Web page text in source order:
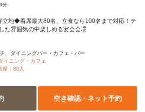
分
地◆着席最大80名、立食なら100名まで対応！テ
た雰囲気の中楽しめる宴会会場
ダイニングバー・カフェ・バー
イニング・カフェ
席：80人
空き確認・ネット予約